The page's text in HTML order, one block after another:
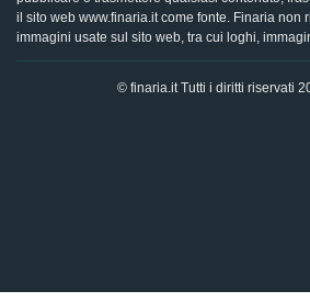
il sito web www.finaria.it come fonte. Finaria non
immagini usate sul sito web, tra cui loghi,
© finaria.it Tutti i diritti riservati